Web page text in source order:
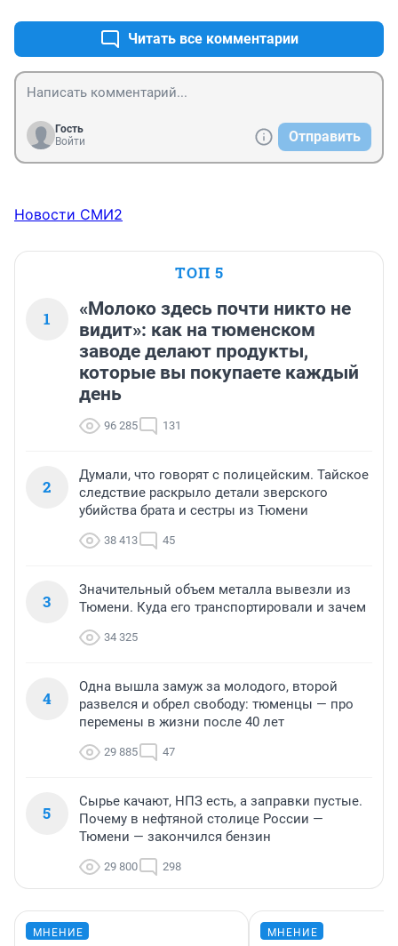
Читать все комментарии
Гость
Войти
Отправить
Новости СМИ2
ТОП 5
1
«Молоко здесь почти никто не
видит»: как на тюменском
заводе делают продукты,
которые вы покупаете каждый
день
96 285 131
2
Думали, что говорят с полицейским. Тайское
следствие раскрыло детали зверского
убийства брата и сестры из Тюмени
38 413 45
3
Значительный объем металла вывезли из
Тюмени. Куда его транспортировали и зачем
34 325
4
Одна вышла замуж за молодого, второй
развелся и обрел свободу: тюменцы — про
перемены в жизни после 40 лет
29 885 47
5
Сырье качают, НПЗ есть, а заправки пустые.
Почему в нефтяной столице России —
Тюмени — закончился бензин
29 800 298
МНЕНИЕ МНЕНИЕ